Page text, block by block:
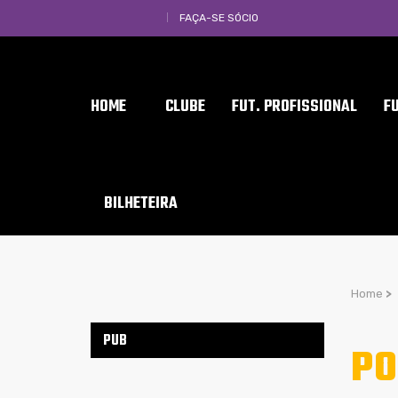
FAÇA-SE SÓCIO
HOME CLUBE FUT. PROFISSIONAL
BILHETEIRA
Home >
PUB